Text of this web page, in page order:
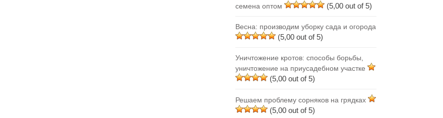
семена оптом
(5,00 out of 5)
Весна: производим уборку сада и огорода
(5,00 out of 5)
Уничтожение кротов: способы борьбы,
уничтожение на приусадебном участке
(5,00 out of 5)
Решаем проблему сорняков на грядках
(5,00 out of 5)